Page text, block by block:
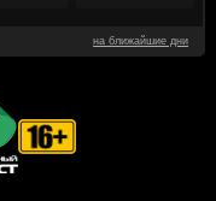
на ближайшие дни